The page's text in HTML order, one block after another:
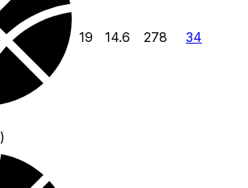
)
19 14.6 278 34